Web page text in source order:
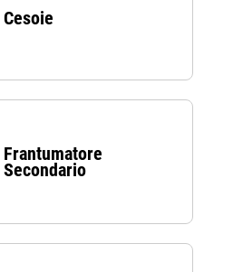
Cesoie
Frantumatore
Secondario